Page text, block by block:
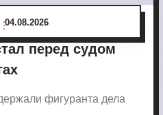
04.08.2026
перед судом
фигуранта дела